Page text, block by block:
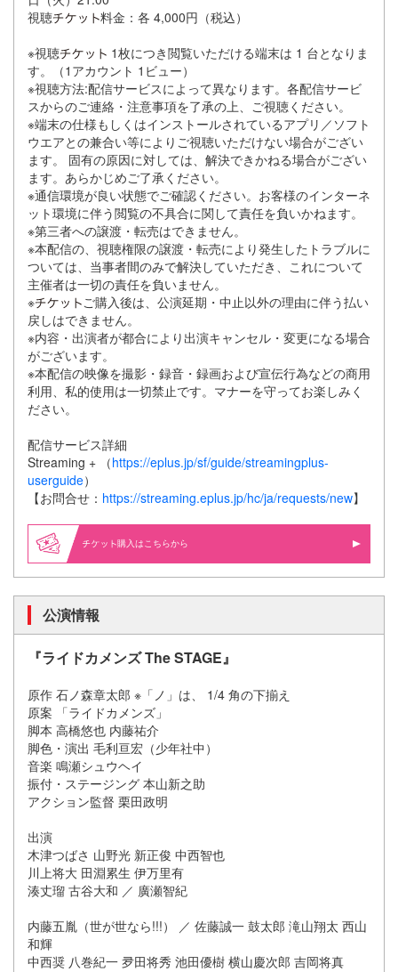
視聴
料金：各 4,000円（税込）
※視聴
1枚につき閲覧いただける端末は 1 台となりま
す。（1アカウント 1ビュー）
※視聴方法:配信サービスによって異なります。各配信サービ
スからのご連絡・注意事項を了承の上、ご視聴ください。
※端末の仕様もしくはインストールされているアプリ／ソフト
ウエアとの兼合い等によりご視聴いただけない場合がござい
ます。 固有の原因に対しては、解決できかねる場合がござい
ます。あらかじめご了承ください。
※通信環境が良い状態でご確認ください。お客様のインターネ
ット環境に伴う閲覧の不具合に関して責任を負いかねます。
※第三者への譲渡・転売はできません。
※本配信の、視聴権限の譲渡・転売により発生したトラブルに
ついては、当事者間のみで解決していただき、これについて
主催者は一切の責任を負いません。
※
ご購入後は、公演延期・中止以外の理由に伴う払い
戻しはできません。
※内容・出演者が都合により出演キャンセル・変更になる場合
がございます。
※本配信の映像を撮影・録音・録画および宣伝行為などの商用
利用、私的使用は一切禁止です。マナーを守ってお楽しみく
ださい。
配信サービス詳細
Streaming + （https://eplus.jp/sf/guide/streamingplus-
userguide）
【お問合せ： https://streaming.eplus.jp/hc/ja/requests/new】
購入はこちらから
公演情報
『ライドカメンズ The STAGE』
原作 石ノ森章太郎 ※「ノ」は、 1/4 角の下揃え
原案 「ライドカメンズ」
脚本 高橋悠也 内藤祐介
脚色・演出 毛利亘宏（少年社中）
音楽 鳴瀬シュウヘイ
振付・ステージング 本山新之助
アクション監督 栗田政明
出演
木津つばさ 山野光 新正俊 中西智也
川上将大 田淵累生 伊万里有
湊丈瑠 古谷大和 ／ 廣瀬智紀
内藤五胤（世が世なら!!!） ／ 佐藤誠一 鼓太郎 滝山翔太 西山
和輝
中西奨 八巻紀一 夛田将秀 池田優樹 横山慶次郎 吉岡将真